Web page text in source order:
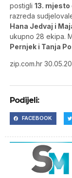
postigli 13. mjesto
razreda
Hana Jedvaj i
ukupno 28 ekipa.
Pernjek i Tanja
zip.com.hr
Podijeli:
FACEBOOK